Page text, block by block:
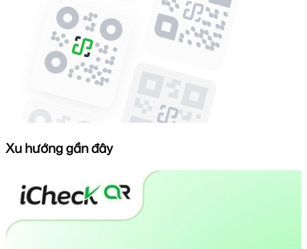
Xu hướng gần đây